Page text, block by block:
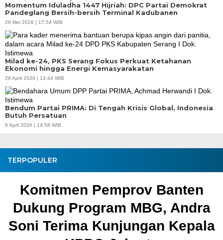
Momentum Iduladha 1447 Hijriah: DPC Partai Demokrat
Pandeglang Bersih-bersih Terminal Kadubanen
28 Mei 2026 | 17:54 WIB
Milad ke-24, PKS Serang Fokus Perkuat Ketahanan
Ekonomi hingga Energi Kemasyarakatan
29 April 2026 | 14:44 WIB
Bendum Partai PRIMA: Di Tengah Krisis Global, Indonesia
Butuh Persatuan
8 April 2026 | 14:58 WIB
TERPOPULER
Pembangunan Jalan Ceplak–
Kronjo Sepanjang 11 Kilometer,
Bupati Tangerang: Awasi